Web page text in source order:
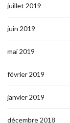
juillet 2019
juin 2019
mai 2019
février 2019
janvier 2019
décembre 2018